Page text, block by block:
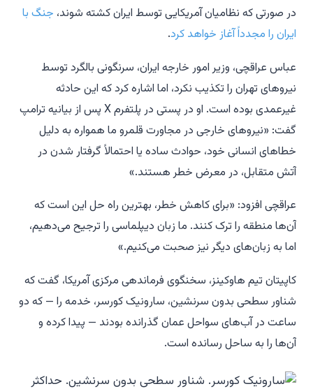
در صورتی که نظامیان آمریکایی توسط ایران کشته شوند، جنگ با
ایران را مجدداً آغاز خواهد کرد.
عباس عراقچی، وزیر امور خارجه ایران، سرنگونی بالگرد توسط
نیروهای تهران را تکذیب نکرد، اما اشاره کرد که این حادثه
غیرعمدی بوده است. او در پستی در پلتفرم X پس از بیانیه ترامپ
گفت: «نیروهای خارجی در مجاورت قلمرو ما همواره به دلیل
خطاهای انسانی خود، حوادث ساده یا احتمالاً گرفتار شدن در
آتش متقابل، در معرض خطر هستند.»
عراقچی افزود: «برای کاهش خطر، بهترین راه حل این است که
آن‌ها منطقه را ترک کنند. ما زبان دیپلماسی را ترجیح می‌دهیم،
اما به زبان‌های دیگر نیز صحبت می‌کنیم.»
کاپیتان تیم هاوکینز، سخنگوی فرماندهی مرکزی آمریکا، گفت که
شناور سطحی بدون سرنشین، سارونیک کورسر، خدمه را — که دو
ساعت در آب‌های سواحل عمان گذرانده بودند — پیدا کرده و
آن‌ها را به ساحل رسانده است.